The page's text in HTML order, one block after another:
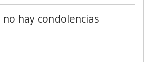
no hay condolencias